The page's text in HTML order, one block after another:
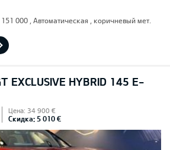
000 , Автоматическая , коричневый мет.
EXCLUSIVE HYBRID 145 E-
Цена: 34 900 €
Скидка: 5 010 €